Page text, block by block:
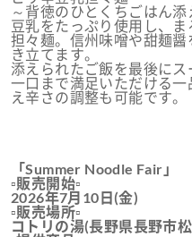
～背徳のひとくちごはん添
豆乳をたっぷり使用し、
担々麺。信州味噌や甜麺
き立てます。
添えられたご飯を最後に
一口まで満足いただける
え辛さの調整も可能です。
「Summer Noodle Fair」
▫販売開始▫
2026年7月10日(金)
▫販売場所▫
コトリの湯(長野県長野市